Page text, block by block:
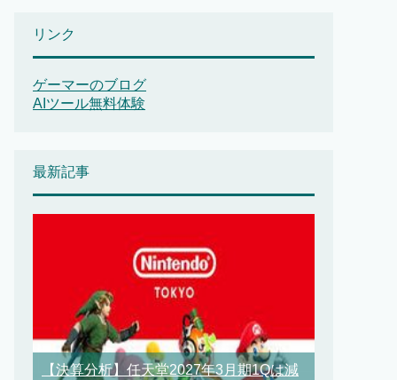
リンク
ゲーマーのブログ
AIツール無料体験
最新記事
【決算分析】任天堂2027年3月期1Qは減